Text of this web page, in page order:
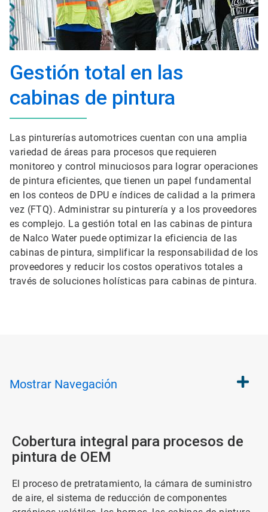
Gestión total en las
cabinas de pintura
Las pinturerías automotrices cuentan con una amplia
variedad de áreas para procesos que requieren
monitoreo y control minuciosos para lograr operaciones
de pintura eficientes, que tienen un papel fundamental
en los conteos de DPU e índices de calidad a la primera
vez (FTQ). Administrar su pinturería y a los proveedores
es complejo. La gestión total en las cabinas de pintura
de Nalco Water puede optimizar la eficiencia de las
cabinas de pintura, simplificar la responsabilidad de los
proveedores y reducir los costos operativos totales a
través de soluciones holísticas para cabinas de pintura.
Mostrar Navegación
Cobertura integral para procesos de
pintura de OEM
El proceso de pretratamiento, la cámara de suministro
de aire, el sistema de reducción de componentes